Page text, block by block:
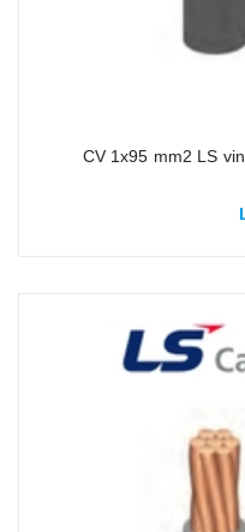
CV 1x95 mm2 LS